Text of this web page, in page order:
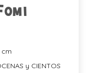
cm
y CIENTOS